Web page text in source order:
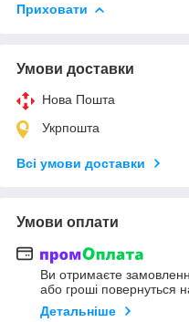
Приховати
Умови доставки
Нова Пошта
Укрпошта
Всі умови доставки
Умови оплати
Ви отримаєте
або гроші повернуться
Детальніше